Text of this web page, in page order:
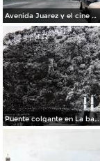
Avenida Juarez y el cine Variedades Guadalajara, Jalisco 1961
Puente colgante en La barranca de Oblatos.